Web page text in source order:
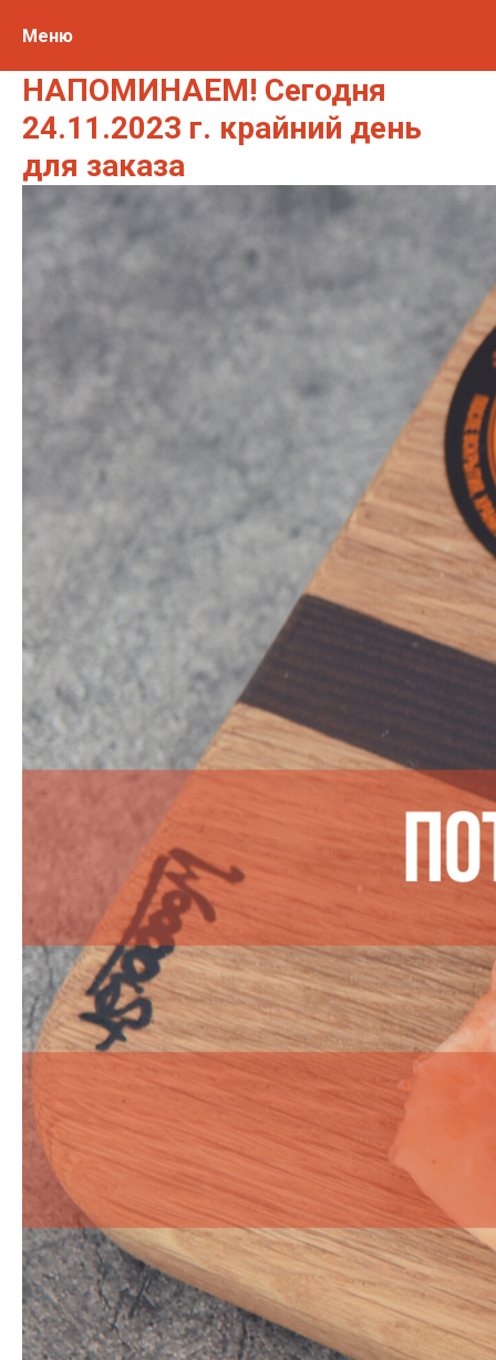
Меню
НАПОМИНАЕМ! Сегодня
24.11.2023 г. крайний день
для заказа